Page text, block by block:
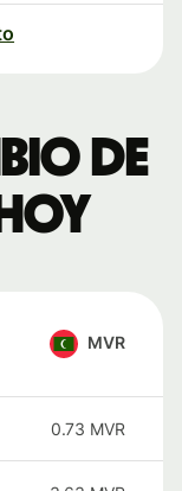
de
hoy
MVR
0.73 MVR